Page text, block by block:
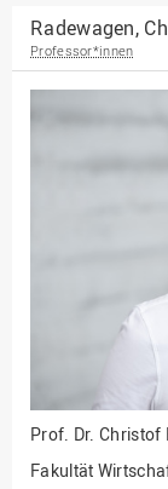
EU-Büro
Fakultät
Fakultät
Forschung,
Drittmittel
Gebäude und
Radewagen,
Professor*innen
Prof. Dr. Christof
Fakultät